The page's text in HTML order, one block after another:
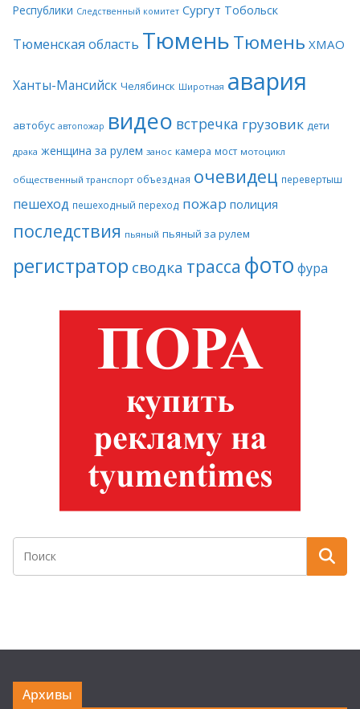
Республики Следственный комитет Сургут Тобольск
Тюменская область ТюменьТюмень ХМАО
Ханты-Мансийск Челябинск Широтная авария
автобус автопожар видео встречка грузовик дети
драка женщина за рулем занос камера мост мотоцикл
общественный транспорт объездная очевидец перевертыш
пешеход пешеходный переход пожар полиция
последствия пьяный пьяный за рулем
регистратор сводка трасса фото фура
Архивы